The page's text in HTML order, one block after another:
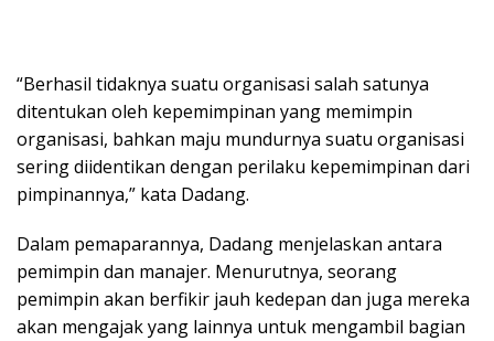
“Berhasil tidaknya suatu organisasi salah satunya
ditentukan oleh kepemimpinan yang memimpin
organisasi, bahkan maju mundurnya suatu organisasi
sering diidentikan dengan perilaku kepemimpinan dari
pimpinannya,” kata Dadang.
Dalam pemaparannya, Dadang menjelaskan antara
pemimpin dan manajer. Menurutnya, seorang
pemimpin akan berfikir jauh kedepan dan juga mereka
akan mengajak yang lainnya untuk mengambil bagian